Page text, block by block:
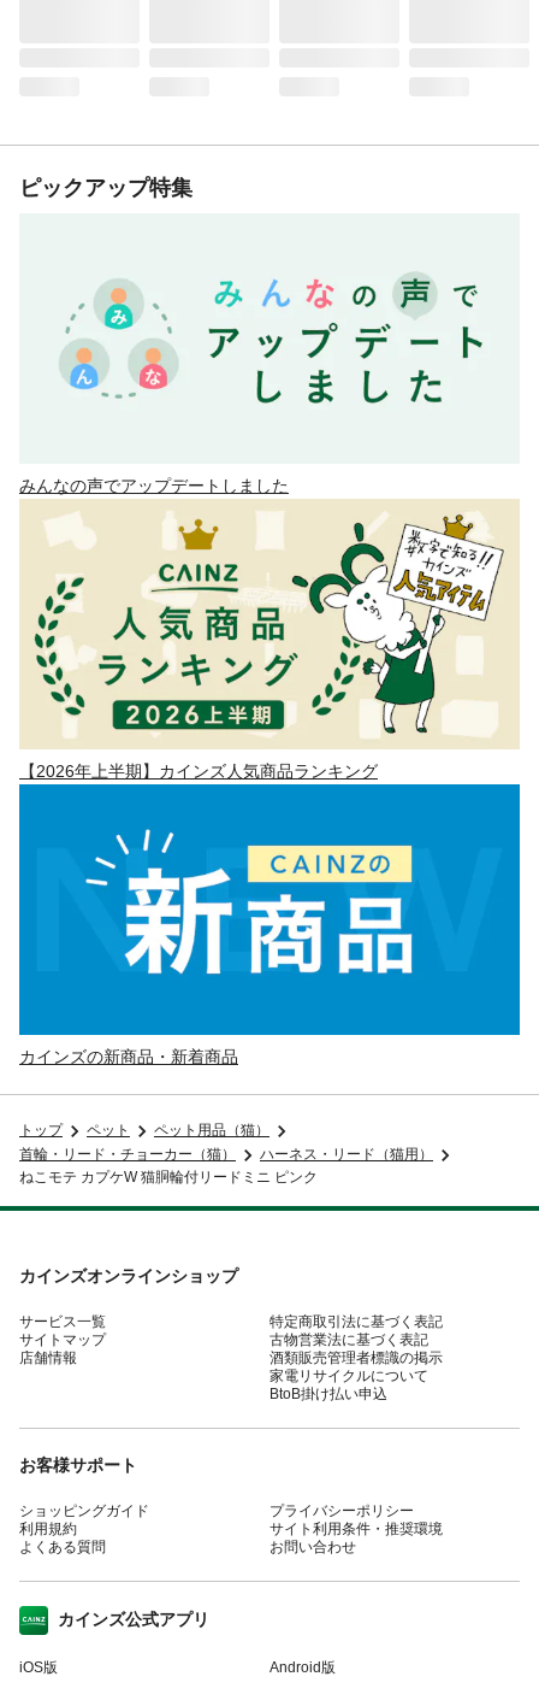
ピックアップ特集
みんなの声でアップデートしました
【2026年上半期】カインズ人気商品ランキング
カインズの新商品・新着商品
トップ ペット
ペット用品（猫）
首輪・リード・チョーカー（猫）
ハーネス・リード（猫用）
ねこモテ カプケW 猫胴輪付リードミニ ピンク
カインズオンラインショップ
サービス一覧
サイトマップ
店舗情報
特定商取引法に基づく表記
古物営業法に基づく表記
酒類販売管理者標識の掲示
家電リサイクルについて
BtoB掛け払い申込
お客様サポート
ショッピングガイド
利用規約
よくある質問
プライバシーポリシー
サイト利用条件・推奨環境
お問い合わせ
カインズ公式アプリ
iOS版 Android版